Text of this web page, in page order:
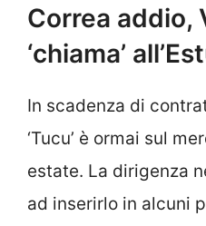
Correa addio,
‘chiama’
In scadenza di
‘Tucu’ è ormai sul
estate. La dirigenza
ad inserirlo in alcuni